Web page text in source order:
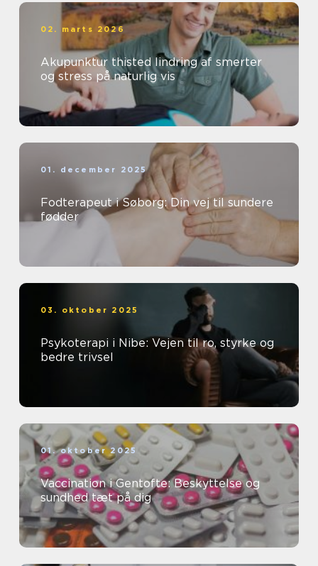
02. marts 2026
Akupunktur thisted lindring af smerter
og stress på naturlig vis
01. december 2025
Fodterapeut i Søborg: Din vej til sundere
fødder
03. oktober 2025
Psykoterapi i Nibe: Vejen til ro, styrke og
bedre trivsel
01. oktober 2025
Vaccination i Gentofte: Beskyttelse og
sundhed tæt på dig